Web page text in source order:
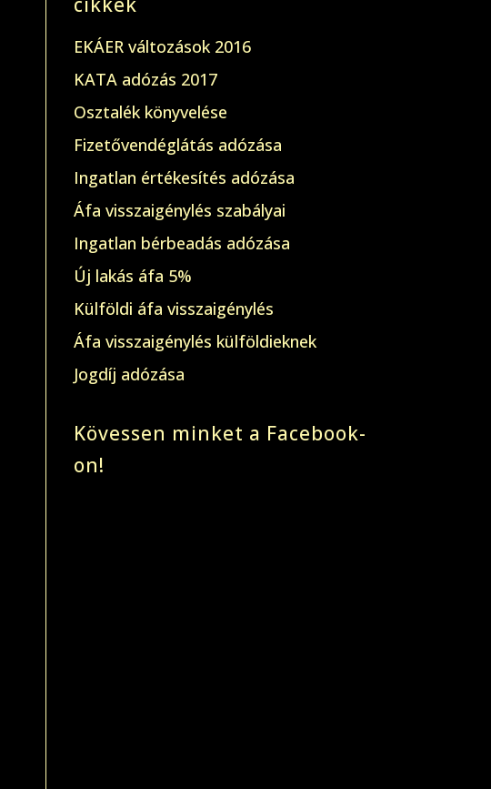
EKÁER változások 2016
KATA adózás 2017
Osztalék könyvelése
Fizetővendéglátás adózása
Ingatlan értékesítés adózása
Áfa visszaigénylés szabályai
Ingatlan bérbeadás adózása
Új lakás áfa 5%
Külföldi áfa visszaigénylés
Áfa visszaigénylés külföldieknek
Jogdíj adózása
Kövessen minket a Facebook-
on!